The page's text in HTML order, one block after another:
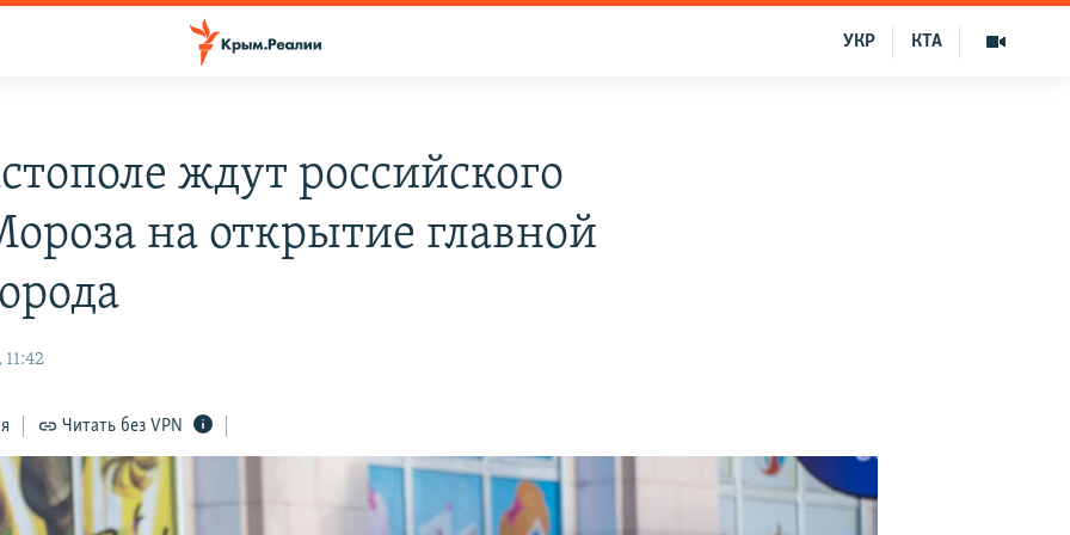
КТА
УКР
ждут российского
на открытие главной
Читать без VPN